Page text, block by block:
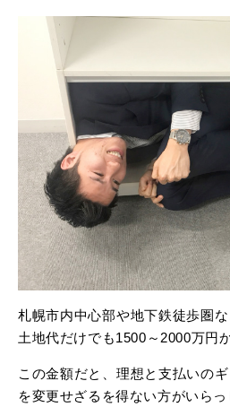
札幌市内中心部や地下鉄徒歩圏
土地代だけでも1500～2000万円
この金額だと、理想と支払いの
を変更せざるを得ない方がいらっ